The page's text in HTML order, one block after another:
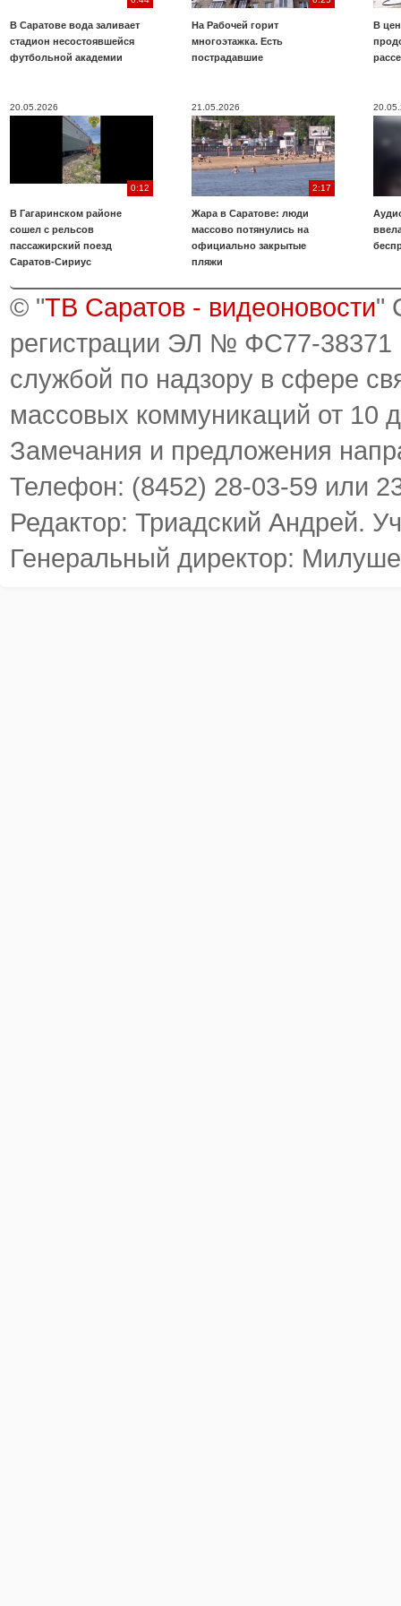
В Саратове вода заливает
стадион несостоявшейся
футбольной академии
На Рабочей горит
многоэтажка. Есть
пострадавшие
В
20.05.2026
0:12
В Гагаринском районе
сошел с рельсов
пассажирский поезд
Саратов-Сириус
21.05.2026
2:17
Жара в Саратове: люди
массово потянулись на
официально закрытые
пляжи
© "ТВ Саратов - видеоновости"
регистрации ЭЛ № ФС77-38371
службой по надзору в сфере
массовых коммуникаций от 10
Замечания и предложения
Телефон: (8452) 28-03-59 или
Редактор: Триадский Андрей.
Генеральный директор: